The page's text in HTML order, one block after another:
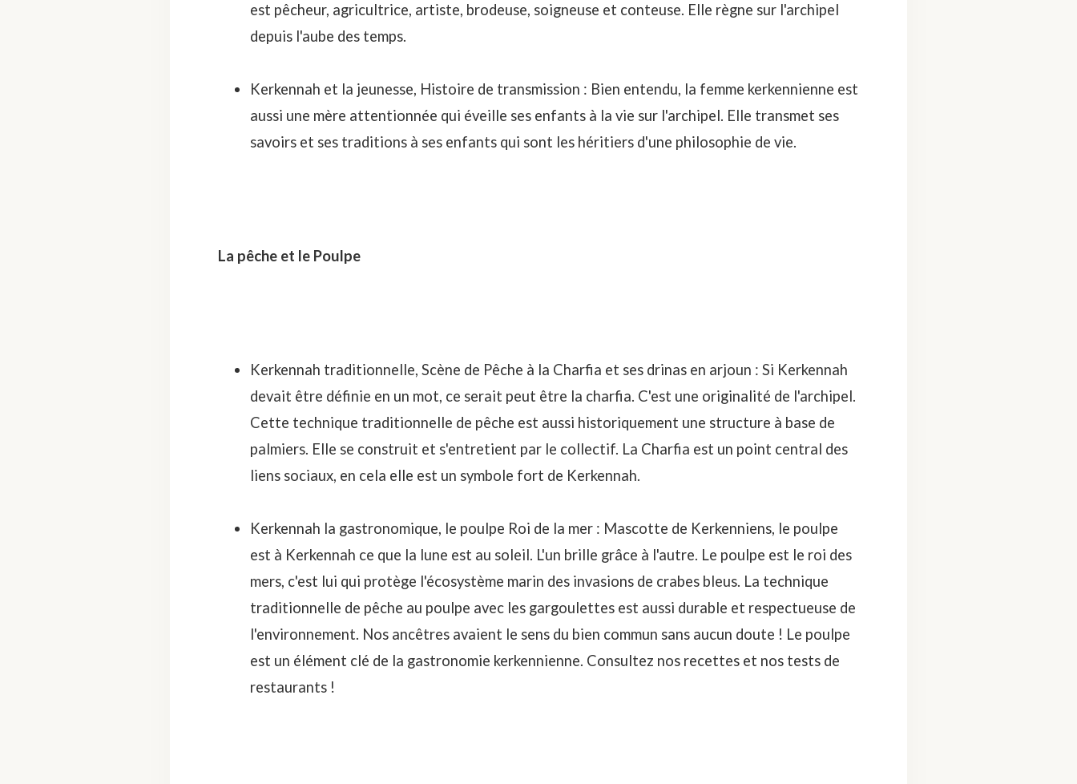
est pêcheur, agricultrice, artiste, brodeuse, soigneuse et conteuse. Elle règne sur l'archipel
depuis l'aube des temps.
Kerkennah et la jeunesse, Histoire de transmission : Bien entendu, la femme kerkennienne est
aussi une mère attentionnée qui éveille ses enfants à la vie sur l'archipel. Elle transmet ses
savoirs et ses traditions à ses enfants qui sont les héritiers d'une philosophie de vie.
La pêche et le Poulpe
Kerkennah traditionnelle, Scène de Pêche à la Charfia et ses drinas en arjoun : Si Kerkennah
devait être définie en un mot, ce serait peut être la charfia. C'est une originalité de l'archipel.
Cette technique traditionnelle de pêche est aussi historiquement une structure à base de
palmiers. Elle se construit et s'entretient par le collectif. La Charfia est un point central des
liens sociaux, en cela elle est un symbole fort de Kerkennah.
Kerkennah la gastronomique, le poulpe Roi de la mer : Mascotte de Kerkenniens, le poulpe
est à Kerkennah ce que la lune est au soleil. L'un brille grâce à l'autre. Le poulpe est le roi des
mers, c'est lui qui protège l'écosystème marin des invasions de crabes bleus. La technique
traditionnelle de pêche au poulpe avec les gargoulettes est aussi durable et respectueuse de
l'environnement. Nos ancêtres avaient le sens du bien commun sans aucun doute ! Le poulpe
est un élément clé de la gastronomie kerkennienne. Consultez nos recettes et nos tests de
restaurants !